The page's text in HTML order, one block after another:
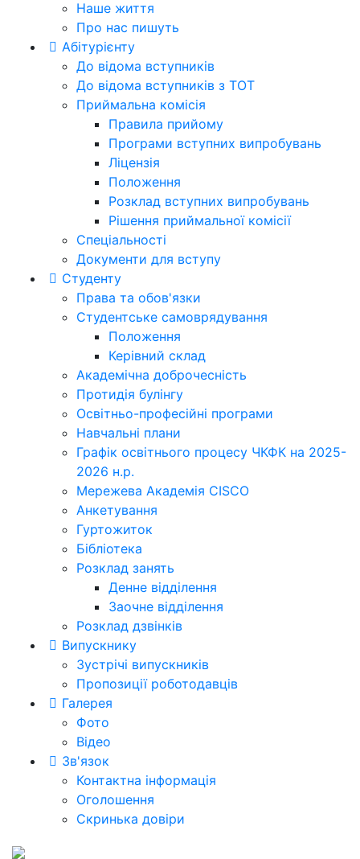
Наше життя
Про нас пишуть
Абітурієнту
До відома вступників
До відома вступників з ТОТ
Приймальна комісія
Правила прийому
Програми вступних випробувань
Ліцензія
Положення
Розклад вступних випробувань
Рішення приймальної комісії
Спеціальності
Документи для вступу
Студенту
Права та обов'язки
Студентське самоврядування
Положення
Керівний склад
Академічна доброчесність
Протидія булінгу
Освітньо-професійні програми
Навчальні плани
Графік освітнього процесу ЧКФК на 2025-
2026 н.р.
Мережева Академія CISCO
Анкетування
Гуртожиток
Бібліотека
Розклад занять
Денне відділення
Заочне відділення
Розклад дзвінків
Випускнику
Зустрічі випускників
Пропозиції роботодавців
Галерея
Фото
Відео
Зв'язок
Контактна інформація
Оголошення
Скринька довіри